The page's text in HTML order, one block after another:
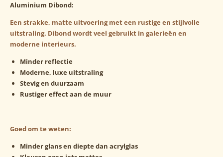
Aluminium Dibond:
Een strakke, matte uitvoering met een rustige en stijlvolle
uitstraling. Dibond wordt veel gebruikt in galerieën en
moderne interieurs.
Minder reflectie
Moderne, luxe uitstraling
Stevig en duurzaam
Rustiger effect aan de muur
Goed om te weten:
Minder glans en diepte dan acrylglas